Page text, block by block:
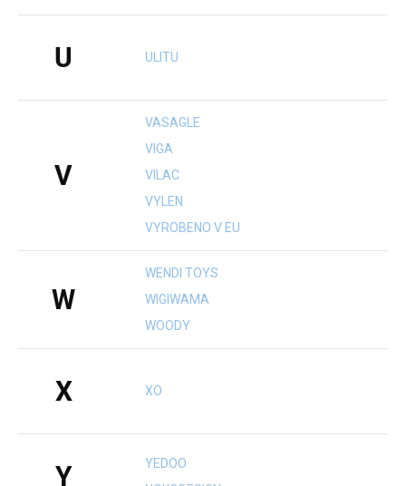
U ULITU
V
VASAGLE
VIGA
VILAC
VYLEN
VYROBENO V EU
W
WENDI TOYS
WIGIWAMA
WOODY
X XO
Y
YEDOO